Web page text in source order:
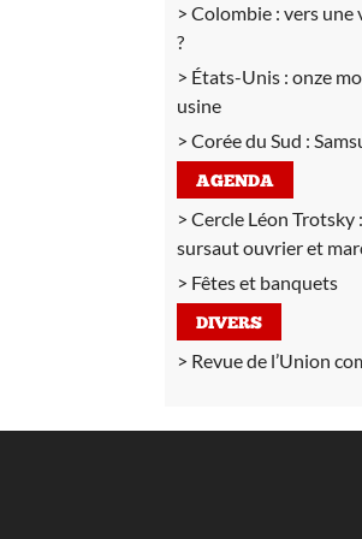
Colombie : vers une
?
États-Unis : onze
usine
Corée du Sud :
AGENDA
Cercle Léon Trotsky :
sursaut ouvrier et
Fêtes et banquets
DIVERS
Revue de l’Union